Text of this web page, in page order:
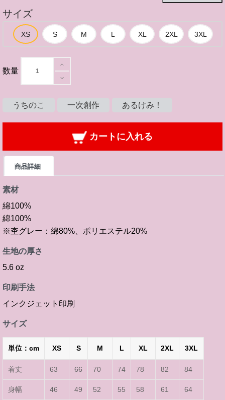
サイズ
数量
うちのこ 一次創作 あるけみ！
カートに入れる
商品詳細
素材
綿100%
綿100%
※杢グレー：綿80%、ポリエステル20%
生地の厚さ
5.6 oz
印刷手法
インクジェット印刷
サイズ
単位：cm XS S M L XL 2XL 3XL
着丈 63 66 70 74 78 82 84
身幅 46 49 52 55 58 61 64